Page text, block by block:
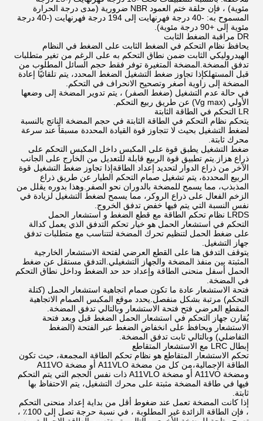
مئوية) ، فإن حلقة ختم العمود NBR ضرورية (مدى درجة الحرارة
المسموح به: -40 درجة فهرنهايت إلى 194 درجة فهرنهايت (-40 درجة
مئوية إلى +90 درجة مئوية).
DR مراقبة الضغط الثابت
يحافظ نظام التحكم في الضغط الثابت على الضغط في النظام
الهيدروليكي الثابت ضمن نطاق التحكم به على الرغم من تغير متطلبات
تدفق المضخة.المضخة المتغيرة توفر فقط حجم السائل المطلوب من
قبل المستهلكإذا تجاوز ضغط التشغيل الضغط المحدد، يتم تلقائيًا إعادة
المضخة إلى زاوية أصغر وتصحيح الانحراف في التحكم.
في حالة عدم التشغيل (ضغط الصفر) ، يتم تدوير المضخة إلى وضعها
الأولي (Vg max) عن طريق ربيع التحكم.
LR التحكم في الطاقة الثابتة
يتحكم نظام التحكم في الطاقة الثابتة في حجم المضخة الناتج بالنسبة
لضغط التشغيل بحيث لا تتجاوز قوة القيادة المحددة مسبقاً عند سرعة
محرك ثابتة.
ضغط التشغيل يطبق قوة على المكبس داخل المكبس التحكم على
ذراع هزاز.يتم تطبيق قوة الربيع قابلة للتعديل من الخارج على الجانب
الآخر من ذراع الدوار لتحديد إعداد الطاقةإذا تجاوز ضغط التشغيل قوة
الربيع المحددة، يتم تشغيل صمام التحكم الطيار عن طريق ذراع
المذبذب، مما يسمح للمضخة بالدوران نحو الصفر.وهذا بدوره يقلل من
الزخم الفعال على ذراع الروكر، مما يسمح لضغط التشغيل لزيادة في
نفس النسبة التي يتم فيها خفض تدفق الخروج.
LRDS نظام تحكم الطاقة مع قطع الضغط و استشعار الحمل
التحكم في استشعار الحمل هو خيار تحكم التدفق الذي يعمل كدالة
على ضغط الحمل لتنظيم تحرك المضخة لتتناسب مع متطلبات تدفق
جهاز التشغيل.
يتوقف التدفق هنا على القطع العرضي لفتحة الاستشعار الخارجية
المثبتة بين منفذ المضخة والجهاز التشغيلي.التدفق مستقل عن ضغط
الحمل أسفل منحنى الطاقة وإعداد حد حد الضغط وداخل نطاق التحكم
في المضخة.
فتحة الاستشعار عادة ما تكون صمام اتجاهية استشعار الحمل (كتلة
التحكم) مرتبة بشكل منفصل.يحدد موقع المكبس الصمام الاتجاهية
المقطع العرضي فتح فتحة الاستشعار وبالتالي تدفق المضخة.
يُقارن جهاز التحكم في استشعار الحمل الضغط قبل وبعد فتحة
الاستشعار ويحافظ على انخفاض الضغط عبر الفتحة (الضغط
التفاضلي) وبالتالي ثابت تدفق المضخة.
إبطال LRC مع الاستشعار المتقاطع
تحكم الاستشعار المتقاطع هو نظام تحكم الطاقة المجمعة، حيث تكون
الطاقة الإجمالية،من كل من مضخة A11VLO أو مضخة A11VO
ومضخة A11VO أو مضخة A11VLO ذات نفس الحجم التي يتم التحكم
فيها في طاقة المضخة مثبتة على محرك التشغيل، يتم الاحتفاظ بها
ثابتة.
إذا كانت المضخة تعمل عند ضغوط أقل من بداية إعداد منحنى التحكم
، فإن الطاقة الزائدة غير المطلوبة ، في نسبة حرجة تصل إلى 100٪ ،